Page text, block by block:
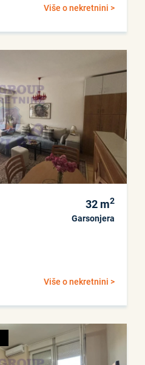
Više o nekretnini >
32 m2
Garsonjera
Više o nekretnini >